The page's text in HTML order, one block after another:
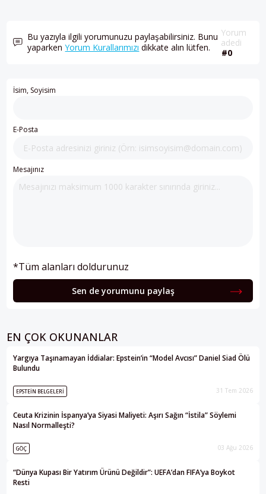
Bu yazıyla ilgili yorumunuzu paylaşabilirsiniz. Bunu
yaparkenYorum Kurallarımızı dikkate alın lütfen.
Yorum
adedi
#0
İsim, Soyisim
E-Posta
Mesajınız
*Tüm alanları doldurunuz
Sen de yorumunu paylaş
EN ÇOK OKUNANLAR
Yargıya Taşınamayan İddialar: Epstein’in “Model Avcısı” Daniel Siad Ölü
Bulundu
EPSTEIN BELGELERI 31 Tem 2026
Ceuta Krizinin İspanya’ya Siyasi Maliyeti: Aşırı Sağın “İstila” Söylemi
Nasıl Normalleşti?
GÖÇ 03 Ağu 2026
“Dünya Kupası Bir Yatırım Ürünü Değildir”: UEFA’dan FIFA’ya Boykot
Resti